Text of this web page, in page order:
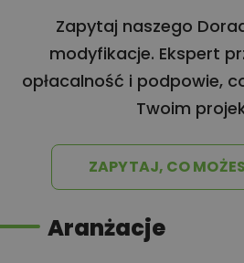
Zapytaj naszego
modyfikacje. Ekspert
opłacalność i podpowie,
Twoim
ZAPYTAJ, CO
Aranżacje